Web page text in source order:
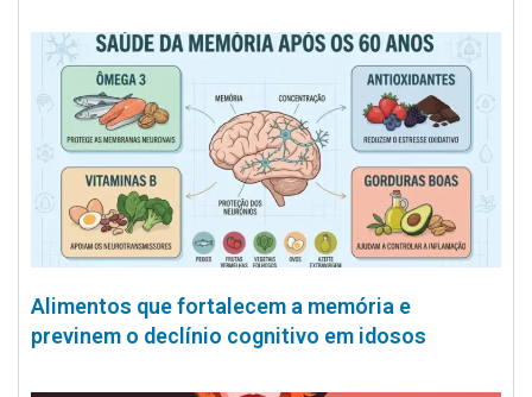
Alimentos que fortalecem a memória e
previnem o declínio cognitivo em idosos